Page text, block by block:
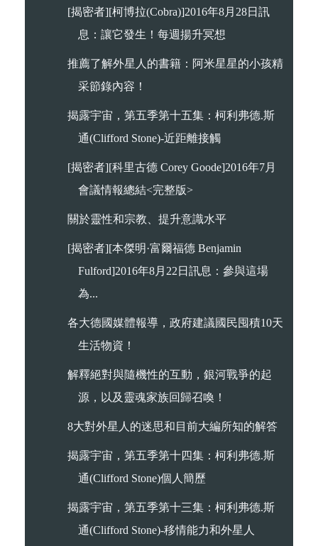
[揭密者][柯博拉(Cobra)]2016年8月28日訊
息：讓它發生！每週揚升冥想
推薦了解外星人的書籍：阿米星星的小孩精
采節錄內容！
揭露宇宙，第五季第十五集：柯利弗德.斯
通(Clifford Stone)-近距離接觸
[揭密者][科里古德 Corey Goode]2016年7月
會議情報總結<完整版>
關於靈性和宗教、提升意識水平
[揭密者][本傑明·富爾福德 Benjamin
Fulford]2016年8月22日訊息：參與這場
為...
各大德國媒體報導，政府建議國民囤積10天
生活物資！
解釋絕對與隨機性的互動，銀河戰爭的起
源，以及靈魂家族回歸召喚！
8大對外星人的迷思和目前大編所知的解答
揭露宇宙，第五季第十四集：柯利弗德.斯
通(Clifford Stone)個人簡歷
揭露宇宙，第五季第十三集：柯利弗德.斯
通(Clifford Stone)-移情能力和外星人